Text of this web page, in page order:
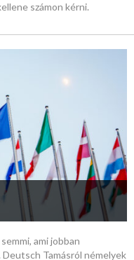
számon kérni.
ami jobban
Tamásról némelyek